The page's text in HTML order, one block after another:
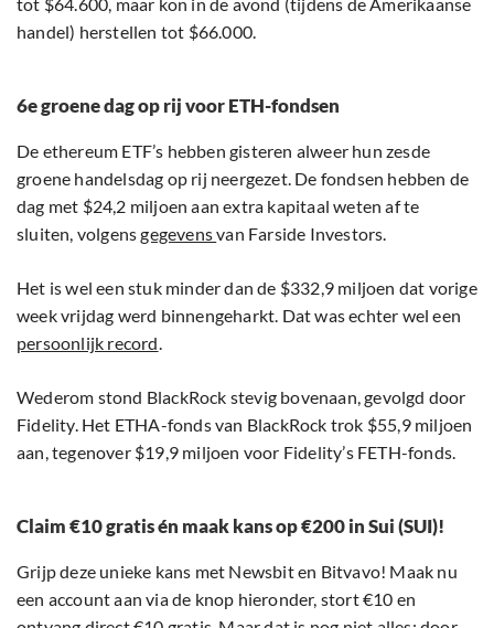
handel) herstellen tot $66.000.
6e groene dag op rij voor ETH-fondsen
De ethereum ETF’s hebben gisteren alweer hun zesde
groene handelsdag op rij neergezet. De fondsen hebben de
dag met $24,2 miljoen aan extra kapitaal weten af te
sluiten, volgensgegevensvan Farside Investors.
Het is wel een stuk minder dan de $332,9 miljoen dat vorige
week vrijdag werd binnengeharkt. Dat was echter wel een
persoonlijk record.
Wederom stond BlackRock stevig bovenaan, gevolgd door
Fidelity. Het ETHA-fonds van BlackRock trok $55,9 miljoen
aan, tegenover $19,9 miljoen voor Fidelity’s FETH-fonds.
Claim €10 gratis én maak kans op €200 in Sui (SUI)!
Grijp deze unieke kans met Newsbit en Bitvavo! Maak nu
een account aan via de knop hieronder, stort €10 en